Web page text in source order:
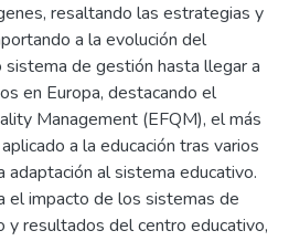
resaltando las estrategias y
a la evolución del
de gestión hasta llegar a
en Europa, destacando el
Management (EFQM), el más
a la educación tras varios
adaptación al sistema educativo.
el impacto de los sistemas de
y resultados del centro educativo,